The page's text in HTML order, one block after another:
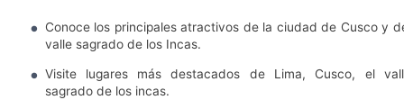
Conoce los principales atractivos de la ciudad de Cusco y
valle sagrado de los Incas.
Visite lugares más destacados de Lima, Cusco, el
sagrado de los incas.